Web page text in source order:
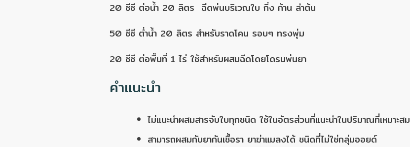
20 ซีซี ต่อน้ำ 20 ลิตร ฉีดพ่นบริเวณใบ กิ่ง ก้าน ลำต้น
50 ซีซี ต่ำน้ำ 20 ลิตร สำหรับราดโคน รอบๆ ทรงพุ่ม
20 ซีซี ต่อพื้นที่ 1 ไร่ ใช้สำหรับผสมฉีดโดยโดรนพ่นยา
คำแนะนำ
ไม่แนะนำผสมสารจับใบทุกชนิด ใช้ในอัตรส่วนที่แนะนำในปริมาณที่เหมาะสม
สามารถผสมกับยากันเชื้อรา ยาฆ่าแมลงได้ ชนิดที่ไม่ใช่กลุ่มออยด์